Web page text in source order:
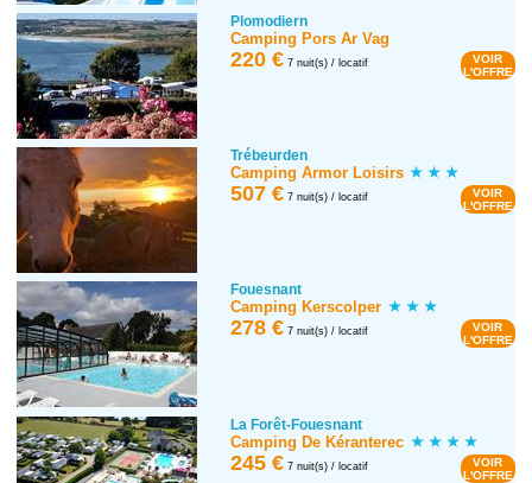
Plomodiern
Camping Pors Ar Vag
220 € 7 nuit(s) / locatif
VOIR
L'OFFRE
Trébeurden
Camping Armor Loisirs
507 € 7 nuit(s) / locatif
VOIR
L'OFFRE
Fouesnant
Camping Kerscolper
278 € 7 nuit(s) / locatif
VOIR
L'OFFRE
La Forêt-Fouesnant
Camping De Kéranterec
245 € 7 nuit(s) / locatif
VOIR
L'OFFRE